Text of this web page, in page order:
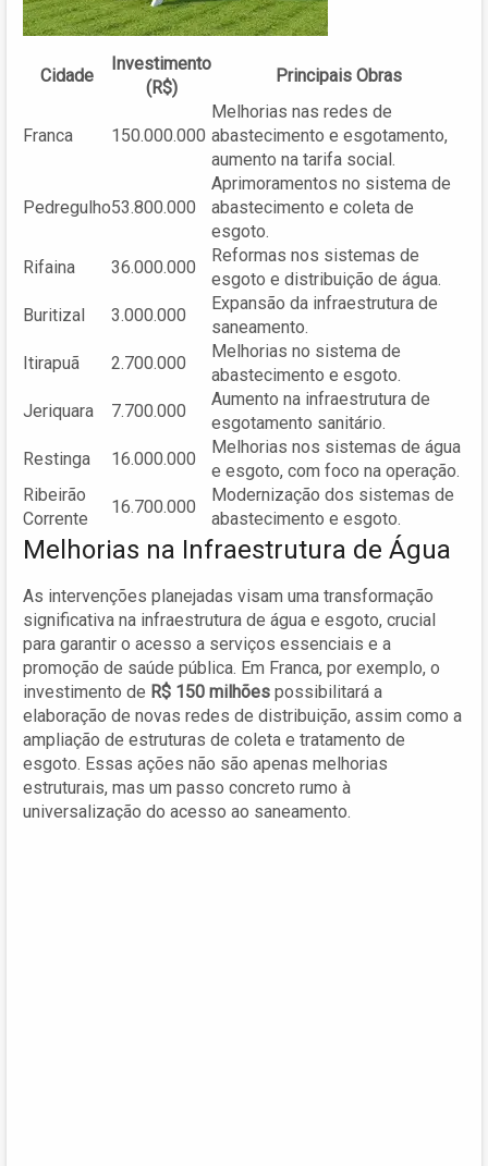
Cidade
Investimento
(R$)
Principais Obras
Franca 150.000.000
Melhorias nas redes de
abastecimento e esgotamento,
aumento na tarifa social.
Pedregulho53.800.000
Aprimoramentos no sistema de
abastecimento e coleta de
esgoto.
Rifaina
36.000.000
Reformas nos sistemas de
esgoto e distribuição de água.
Buritizal
3.000.000
Expansão da infraestrutura de
saneamento.
Itirapuã
2.700.000
Melhorias no sistema de
abastecimento e esgoto.
Jeriquara
7.700.000
Aumento na infraestrutura de
esgotamento sanitário.
Restinga
16.000.000
Melhorias nos sistemas de água
e esgoto, com foco na operação.
Ribeirão
Corrente
16.700.000
Modernização dos sistemas de
abastecimento e esgoto.
Melhorias na Infraestrutura de Água
As intervenções planejadas visam uma transformação
significativa na infraestrutura de água e esgoto, crucial
para garantir o acesso a serviços essenciais e a
promoção de saúde pública. Em Franca, por exemplo, o
investimento de R$ 150 milhões possibilitará a
elaboração de novas redes de distribuição, assim como a
ampliação de estruturas de coleta e tratamento de
esgoto. Essas ações não são apenas melhorias
estruturais, mas um passo concreto rumo à
universalização do acesso ao saneamento.